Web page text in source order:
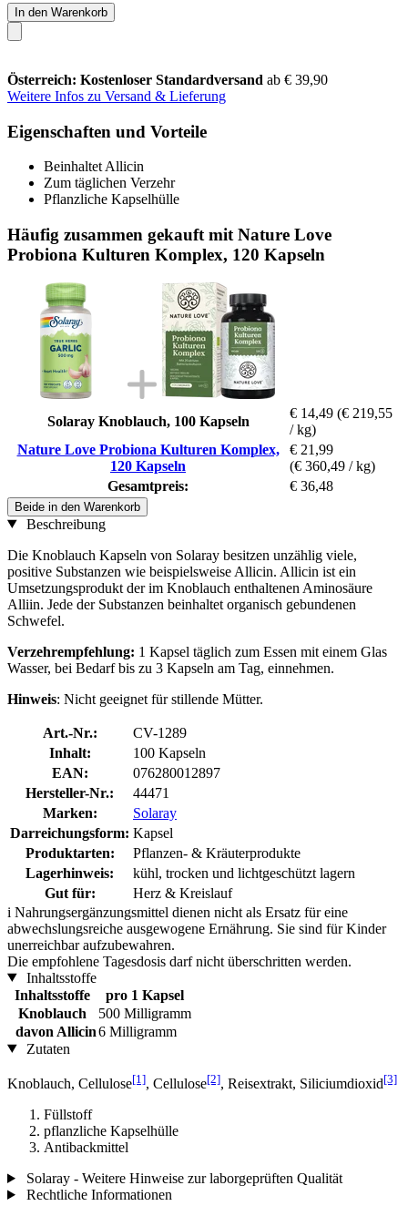
In den Warenkorb
Österreich: Kostenloser Standardversand ab € 39,90
Weitere Infos zu Versand & Lieferung
Eigenschaften und Vorteile
Beinhaltet Allicin
Zum täglichen Verzehr
Pflanzliche Kapselhülle
Häufig zusammen gekauft mit Nature Love
Probiona Kulturen Komplex, 120 Kapseln
Solaray Knoblauch, 100 Kapseln
€ 14,49 (€ 219,55
/ kg)
Nature Love Probiona Kulturen Komplex,
120 Kapseln
€ 21,99
(€ 360,49 / kg)
Gesamtpreis:
€ 36,48
Beide in den Warenkorb
Beschreibung
Die Knoblauch Kapseln von Solaray besitzen unzählig viele,
positive Substanzen wie beispielsweise Allicin. Allicin ist ein
Umsetzungsprodukt der im Knoblauch enthaltenen Aminosäure
Alliin. Jede der Substanzen beinhaltet organisch gebundenen
Schwefel.
Verzehrempfehlung: 1 Kapsel täglich zum Essen mit einem Glas
Wasser, bei Bedarf bis zu 3 Kapseln am Tag, einnehmen.
Hinweis: Nicht geeignet für stillende Mütter.
Art.-Nr.:
CV-1289
Inhalt:
100 Kapseln
EAN:
076280012897
Hersteller-Nr.:
44471
Marken:
Solaray
Darreichungsform: Kapsel
Produktarten:
Pflanzen- & Kräuterprodukte
Lagerhinweis:
kühl, trocken und lichtgeschützt lagern
Gut für:
Herz & Kreislauf
i Nahrungsergänzungsmittel dienen nicht als Ersatz für eine
abwechslungsreiche ausgewogene Ernährung. Sie sind für Kinder
unerreichbar aufzubewahren.
Die empfohlene Tagesdosis darf nicht überschritten werden.
Inhaltsstoffe
Inhaltsstoffe
pro 1 Kapsel
Knoblauch
500 Milligramm
davon Allicin6 Milligramm
Zutaten
Knoblauch, Cellulose[1], Cellulose[2], Reisextrakt, Siliciumdioxid[3]
Füllstoff
pflanzliche Kapselhülle
Antibackmittel
Solaray - Weitere Hinweise zur laborgeprüften Qualität
Rechtliche Informationen